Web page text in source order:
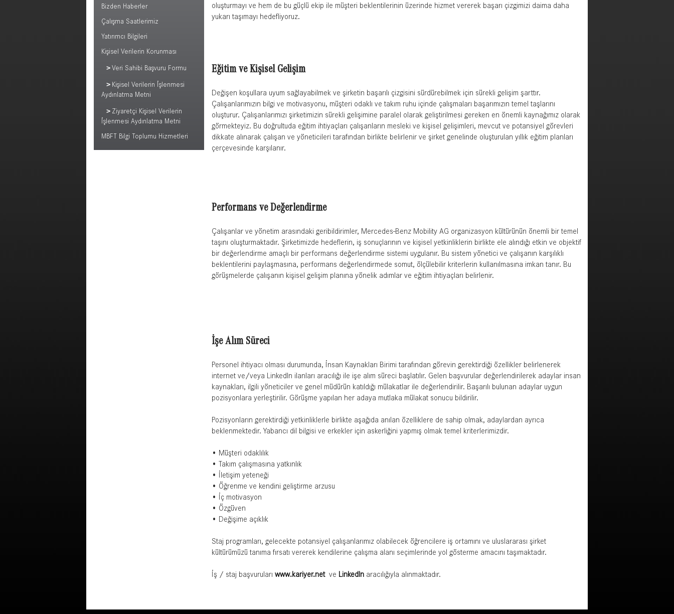
Bizden Haberler
Çalışma Saatlerimiz
Yatırımcı Bilgileri
Kişisel Verilerin Korunması
Veri Sahibi Başvuru Formu
Kişisel Verilerin İşlenmesi
Aydınlatma Metni
Ziyaretçi Kişisel Verilerin
İşlenmesi Aydınlatma Metni
MBFT Bilgi Toplumu Hizmetleri
oluşturmayı ve hem de bu güçlü ekip ile müşteri beklentilerinin üzerinde hizmet vererek başarı çizgimizi daima daha
yukarı taşımayı hedefliyoruz.
Eğitim ve Kişisel Gelişim
Değişen koşullara uyum sağlayabilmek ve şirketin başarılı çizgisini sürdürebilmek için sürekli gelişim şarttır.
Çalışanlarımızın bilgi ve motivasyonu, müşteri odaklı ve takım ruhu içinde çalışmaları başarımızın temel taşlarını
oluşturur. Çalışanlarımızı şirketimizin sürekli gelişimine paralel olarak geliştirilmesi gereken en önemli kaynağımız olarak
görmekteyiz. Bu doğrultuda eğitim ihtiyaçları çalışanların mesleki ve kişisel gelişimleri, mevcut ve potansiyel görevleri
dikkate alınarak çalışan ve yöneticileri tarafından birlikte belirlenir ve şirket genelinde oluşturulan yıllık eğitim planları
çerçevesinde karşılanır.
Performans ve Değerlendirme
Çalışanlar ve yönetim arasındaki geribildirimler, Mercedes-Benz Mobility AG organizasyon kültürünün önemli bir temel
taşını oluşturmaktadır. Şirketimizde hedeflerin, iş sonuçlarının ve kişisel yetkinliklerin birlikte ele alındığı etkin ve objektif
bir değerlendirme amaçlı bir performans değerlendirme sistemi uygulanır. Bu sistem yönetici ve çalışanın karşılıklı
beklentilerini paylaşmasına, performans değerlendirmede somut, ölçülebilir kriterlerin kullanılmasına imkan tanır. Bu
görüşmelerde çalışanın kişisel gelişim planına yönelik adımlar ve eğitim ihtiyaçları belirlenir.
İşe Alım Süreci
Personel ihtiyacı olması durumunda, İnsan Kaynakları Birimi tarafından görevin gerektirdiği özellikler belirlenerek
internet ve/veya LinkedIn ilanları aracılığı ile işe alım süreci başlatılır. Gelen başvurular değerlendirilerek adaylar insan
kaynakları, ilgili yöneticiler ve genel müdürün katıldığı mülakatlar ile değerlendirilir. Başarılı bulunan adaylar uygun
pozisyonlara yerleştirilir. Görüşme yapılan her adaya mutlaka mülakat sonucu bildirilir.
Pozisyonların gerektirdiği yetkinliklerle birlikte aşağıda anılan özelliklere de sahip olmak, adaylardan ayrıca
beklenmektedir. Yabancı dil bilgisi ve erkekler için askerliğini yapmış olmak temel kriterlerimizdir.
• Müşteri odaklılık
• Takım çalışmasına yatkınlık
• İletişim yeteneği
• Öğrenme ve kendini geliştirme arzusu
• İç motivasyon
• Özgüven
• Değişime açıklık
Staj programları, gelecekte potansiyel çalışanlarımız olabilecek öğrencilere iş ortamını ve uluslararası şirket
kültürümüzü tanıma fırsatı vererek kendilerine çalışma alanı seçimlerinde yol gösterme amacını taşımaktadır.
İş / staj başvuruları www.kariyer.netve LinkedIn aracılığıyla alınmaktadır.